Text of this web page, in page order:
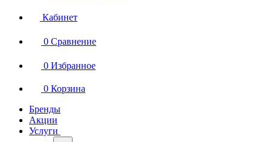
Кабинет
0 Сравнение
0 Избранное
0 Корзина
Бренды
Акции
Услуги